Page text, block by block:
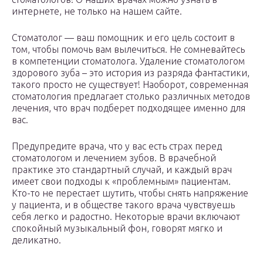
интернете, не только на нашем сайте.
Стоматолог — ваш помощник и его цель состоит в
том, чтобы помочь вам вылечиться. Не сомневайтесь
в компетенции стоматолога. Удаление стоматологом
здорового зуба – это история из разряда фантастики,
такого просто не существует! Наоборот, современная
стоматология предлагает столько различных методов
лечения, что врач подберет подходящее именно для
вас.
Предупредите врача, что у вас есть страх перед
стоматологом и лечением зубов. В врачебной
практике это стандартный случай, и каждый врач
имеет свои подходы к «проблемным» пациентам.
Кто-то не перестает шутить, чтобы снять напряжение
у пациента, и в обществе такого врача чувствуешь
себя легко и радостно. Некоторые врачи включают
спокойный музыкальный фон, говорят мягко и
деликатно.